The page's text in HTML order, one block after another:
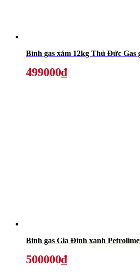
Bình gas xám 12kg Thủ Đức Gas
499000₫
Bình gas Gia Đình xanh
500000₫